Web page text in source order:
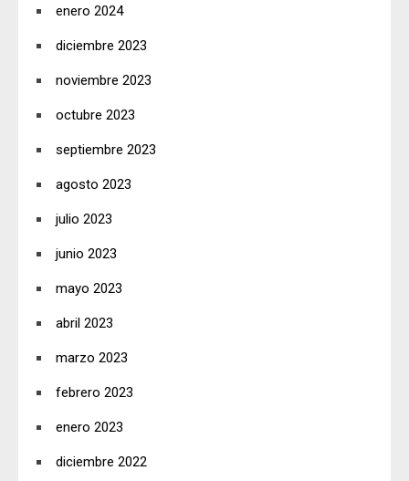
enero 2024
diciembre 2023
noviembre 2023
octubre 2023
septiembre 2023
agosto 2023
julio 2023
junio 2023
mayo 2023
abril 2023
marzo 2023
febrero 2023
enero 2023
diciembre 2022